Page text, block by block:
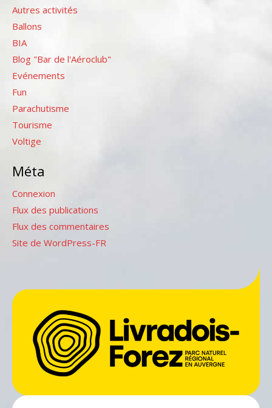
Autres activités
Ballons
BIA
Blog "Bar de l'Aéroclub"
Evénements
Fun
Parachutisme
Tourisme
Voltige
Méta
Connexion
Flux des publications
Flux des commentaires
Site de WordPress-FR